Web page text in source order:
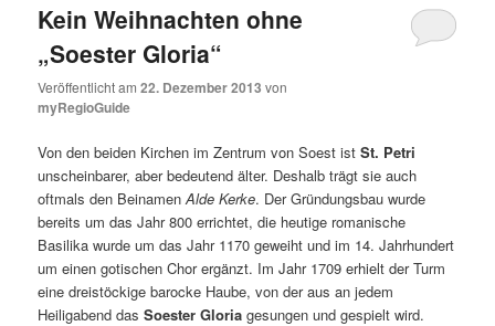
Kein Weihnachten ohne
„Soester Gloria“
Veröffentlicht am22. Dezember 2013 von
myRegioGuide
Von den beiden Kirchen im Zentrum von Soest istSt. Petri
unscheinbarer, aber bedeutend älter. Deshalb trägt sie auch
oftmals den BeinamenAlde Kerke. Der Gründungsbau wurde
bereits um das Jahr 800 errichtet, die heutige romanische
Basilika wurde um das Jahr 1170 geweiht und im 14. Jahrhundert
um einen gotischen Chor ergänzt. Im Jahr 1709 erhielt der Turm
eine dreistöckige barocke Haube, von der aus an jedem
Heiligabend dasSoester Gloria gesungen und gespielt wird.